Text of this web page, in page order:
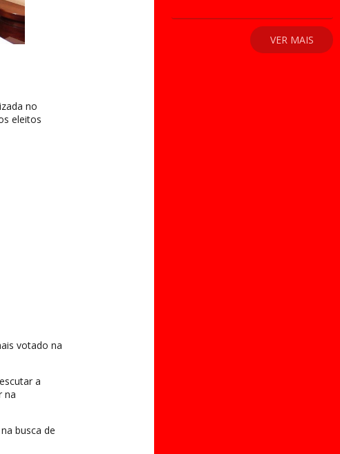
no
eleitos
votado na
a
na
busca de
VER MAIS